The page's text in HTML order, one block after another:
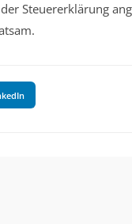
Steuererklärung